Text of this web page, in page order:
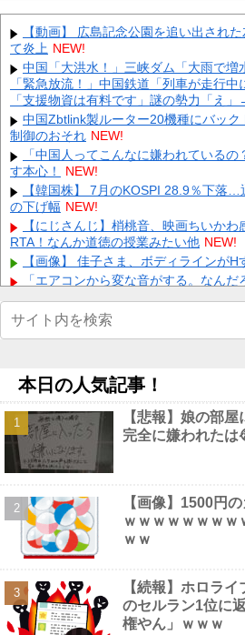
賃貸物件を内覧中、ベランダに出たら
出た。「やっぱりこの部屋嫌だ」と思っ
突... NEW!
日向坂46・18thシングル発売決定！ 他
中国外交部「日本が“三国志”の史実を
NEW!
【ホロライブ】ニコ、引っ越し先に洗
CC2松山、少年ジャンプ編集部にブロ
NEW!
【2軍】DeNA 12－2 ソフトバンク、
トレートで6回無失点！打線は5回6者連
【怒報】 国税庁「あのさぁ！君らがち
こうなっちゃうけどどうする？！」←こ
【画像】 この佳子さまのボディライン
ろ！ NEW!
Powered by livedoor 相互RSS
【動画】 広島記念公園を追い出され
て炎上 NEW!
中国「大洪水！」三峡ダム「大雨で増
「緊急放流！」中国鉄道「列車が走行
「支援物資は有料です」謎の勢力「え」
中国Zbtlink製ルーター20機種にバッ
制御のおそれ NEW!
「中国人ってこんなに嫌われている
す本心！
NEW!
【韓国株】 7月のKOSPI 28.9％下落
の下げ幅 NEW!
【にじさんじ】梢桃音、映画ちいか
RTA！なんか道徳の授業みたい他 NEW!
【画像】 佳子さま、ボディラインが
「エアコンから変な音がする。なん
【動画】 Kカップお○ぱい、触るにはデ
【ガンプラ】RG「アカツキガンダム(
(画像)45歳のビキニ水着姿ｗｗｗｗｗ
NEW!
反斎藤知事派が本丸に攻め込まれる
のターンやね」と手際の良さに感心する
【画像】 この佳子さまのボディライン
ろ！ NEW!
海外「日本人はなんて気高いんだ！」
中の日本人の姿に世界が衝撃他 NEW!
【画像】 セクシー女優・白石茉莉奈
がHすぎる NEW!
本日の人気記事！
【悲報】娘の部
完全に嫌われたは
【画像】1500円
ｗｗｗｗｗｗｗｗ
ｗｗ
【続報】ホロラ
のセルラン1位に
権やん」ｗｗｗ